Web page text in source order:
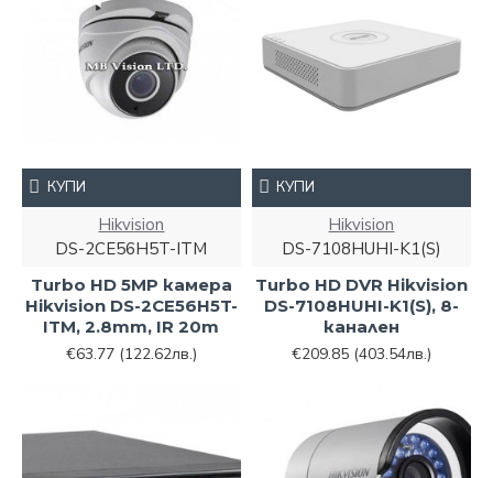
Hikvision
DS-2CE56H5T-ITM
Turbo HD 5MP камера
Hikvision DS-2CE56H5T-
ITM, 2.8mm, IR 20m
€63.77 (122.62лв.)
КУПИ
Hikvision
DS-7108HUHI-K1(S)
Turbo HD DVR Hikvision
DS-7108HUHI-K1(S), 8-
канален
€209.85 (403.54лв.)
КУПИ